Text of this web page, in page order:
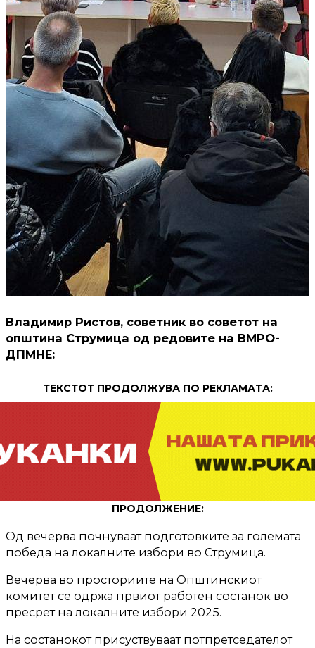
Владимир Ристов, советник во советот на
општина Струмица од редовите на ВМРО-
ДПМНЕ:
ТЕКСТОТ ПРОДОЛЖУВА ПО РЕКЛАМАТА:
ПРОДОЛЖЕНИЕ:
Од вечерва почнуваат подготовките за големата
победа на локалните избори во Струмица.
Вечерва во просториите на Општинскиот
комитет се одржа првиот работен состанок во
пресрет на локалните избори 2025.
На состанокот присуствуваат потпретседателот